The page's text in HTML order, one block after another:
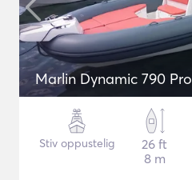
Marlin Dynamic 790 Pro
Stiv oppustelig
26 ft
8 m